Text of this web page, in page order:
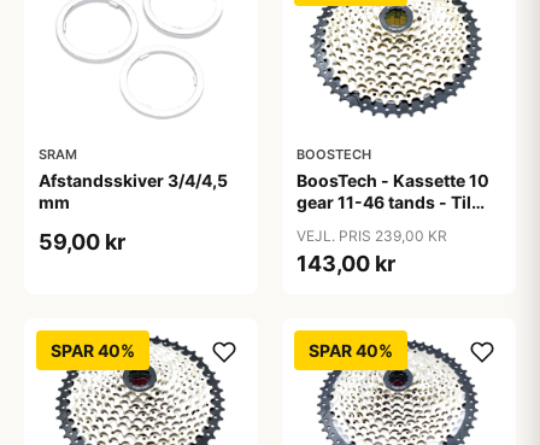
SRAM
Afstandsskiver 3/4/4,5
mm
59,00 kr
BOOSTECH
BoosTech - Kassette 10
gear 11-46 tands - Til
gearsystem
VEJL. PRIS 239,00 KR
143,00 kr
SPAR 40% SPAR 40%